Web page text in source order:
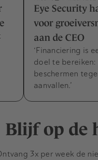
Eye Security
voor
aan de CEO
‘Financiering is
doel te
beschermen
aanvallen.’
Blijf op de
3x per week de